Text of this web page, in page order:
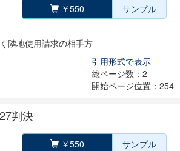
￥550 サンプル
隣地使用請求の相手方
引用形式で表示
総ページ数：2
開始ページ位置：254
判決
￥550 サンプル